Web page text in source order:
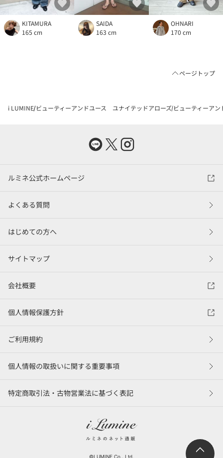
KITAMURA
165 cm
SAIDA
163 cm
OHNARI
170 cm
ページトップ
i LUMINE ビューティーアンドユース ユナイテッドアローズ ビューティーア
ルミネ公式ホームページ
よくある質問
はじめての方へ
サイトマップ
会社概要
個人情報保護方針
ご利用規約
個人情報の取扱いに関する重要事項
特定商取引法・古物営業法に基づく表記
©LUMINE Co., Ltd.